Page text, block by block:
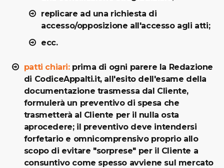
replicare ad una richiesta di
accesso/opposizione all'accesso agli atti;
ecc.
patti chiari:prima di ogni parere la Redazione
di CodiceAppalti.it, all'esito dell'esame della
documentazione trasmessa dal Cliente,
formulerà un preventivo di spesa che
trasmetterà al Cliente per il nulla osta
aprocedere; il preventivo deve intendersi
forfetario e omnicomprensivo proprio allo
scopo di evitare "sorprese" per il Cliente a
consuntivo come spesso avviene sul mercato